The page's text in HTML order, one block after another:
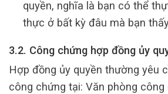
quyền, nghĩa là bạn có thể
thực ở bất kỳ đâu mà bạn
3.2. Công chứng hợp đồng ủy
Hợp đồng ủy quyền thường yêu
công chứng tại: Văn phòng